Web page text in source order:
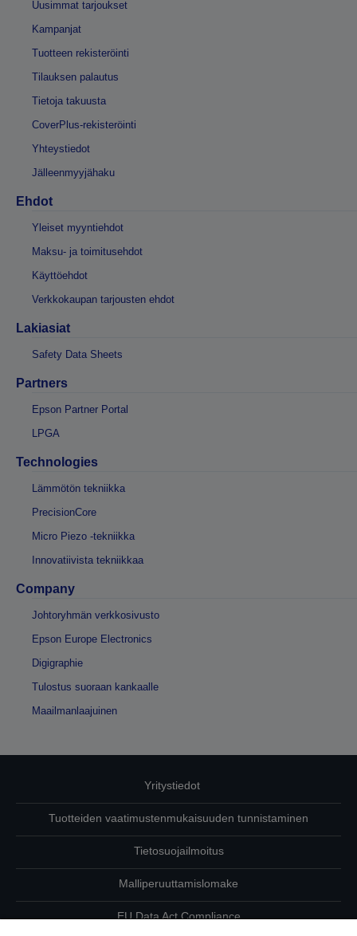
Uusimmat tarjoukset
Kampanjat
Tuotteen rekisteröinti
Tilauksen palautus
Tietoja takuusta
CoverPlus-rekisteröinti
Yhteystiedot
Jälleenmyyjähaku
Ehdot
Yleiset myyntiehdot
Maksu- ja toimitusehdot
Käyttöehdot
Verkkokaupan tarjousten ehdot
Lakiasiat
Safety Data Sheets
Partners
Epson Partner Portal
LPGA
Technologies
Lämmötön tekniikka
PrecisionCore
Micro Piezo -tekniikka
Innovatiivista tekniikkaa
Company
Johtoryhmän verkkosivusto
Epson Europe Electronics
Digigraphie
Tulostus suoraan kankaalle
Maailmanlaajuinen
Yritystiedot
Tuotteiden vaatimustenmukaisuuden tunnistaminen
Tietosuojailmoitus
Malliperuuttamislomake
EU Data Act Compliance